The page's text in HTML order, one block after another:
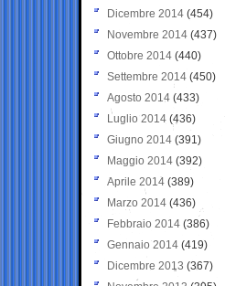
Dicembre 2014 (454)
Novembre 2014 (437)
Ottobre 2014 (440)
Settembre 2014 (450)
Agosto 2014 (433)
Luglio 2014 (436)
Giugno 2014 (391)
Maggio 2014 (392)
Aprile 2014 (389)
Marzo 2014 (436)
Febbraio 2014 (386)
Gennaio 2014 (419)
Dicembre 2013 (367)